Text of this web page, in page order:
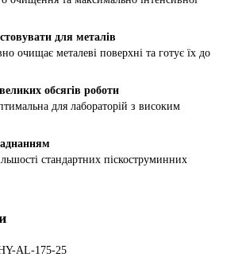
для металів
очищає металеві поверхні та готує їх до
обсягів роботи
для лабораторій з високим
стандартних піскоструминних
AL-175-25